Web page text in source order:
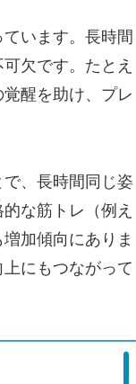
います。長時間
欠です。たとえ
醒を助け、プレ
、長時間同じ姿
な筋トレ（例え
加傾向にありま
にもつながって